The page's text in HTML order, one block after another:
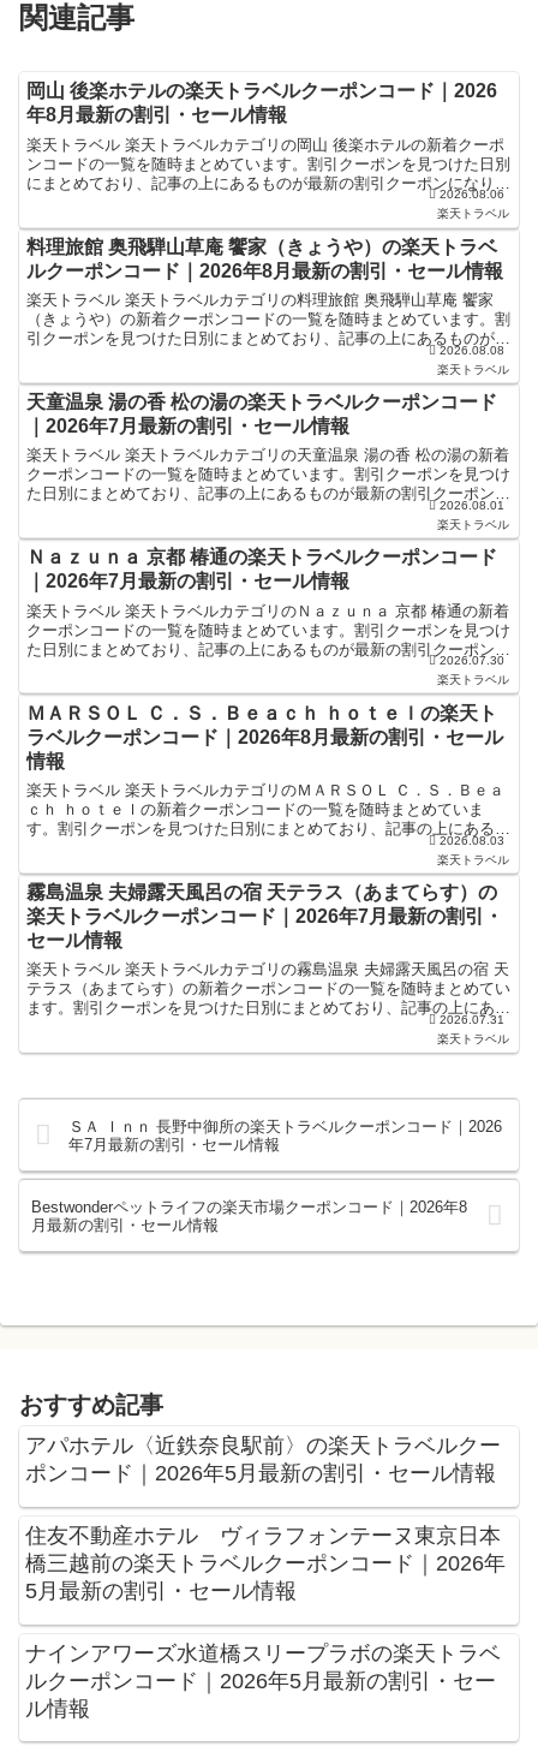
関連記事
岡山 後楽ホテルの楽天トラベルクーポンコード｜2026
年8月最新の割引・セール情報
楽天トラベル 楽天トラベルカテゴリの岡山 後楽ホテルの新着クーポ
ンコードの一覧を随時まとめています。割引クーポンを見つけた日別
にまとめており、記事の上にあるものが最新の割引クーポンになりま
す。ホテル・旅館宿泊の予約などで使えるクーポンやセー...2026.08.06
楽天トラベル
料理旅館 奥飛騨山草庵 饗家（きょうや）の楽天トラベ
ルクーポンコード｜2026年8月最新の割引・セール情報
楽天トラベル 楽天トラベルカテゴリの料理旅館 奥飛騨山草庵 饗家
（きょうや）の新着クーポンコードの一覧を随時まとめています。割
引クーポンを見つけた日別にまとめており、記事の上にあるものが最
新の割引クーポンになります。ホテル・旅館宿泊の予約な...2026.08.08
楽天トラベル
天童温泉 湯の香 松の湯の楽天トラベルクーポンコード
｜2026年7月最新の割引・セール情報
楽天トラベル 楽天トラベルカテゴリの天童温泉 湯の香 松の湯の新着
クーポンコードの一覧を随時まとめています。割引クーポンを見つけ
た日別にまとめており、記事の上にあるものが最新の割引クーポンに
なります。ホテル・旅館宿泊の予約などで使えるクーポ...
2026.08.01
楽天トラベル
Ｎａｚｕｎａ 京都 椿通の楽天トラベルクーポンコード
｜2026年7月最新の割引・セール情報
楽天トラベル 楽天トラベルカテゴリのＮａｚｕｎａ 京都 椿通の新着
クーポンコードの一覧を随時まとめています。割引クーポンを見つけ
た日別にまとめており、記事の上にあるものが最新の割引クーポンに
なります。ホテル・旅館宿泊の予約などで使えるクーポ...
2026.07.30
楽天トラベル
ＭＡＲＳＯＬ Ｃ．Ｓ．Ｂｅａｃｈ ｈｏｔｅｌの楽天ト
ラベルクーポンコード｜2026年8月最新の割引・セール
情報
楽天トラベル 楽天トラベルカテゴリのＭＡＲＳＯＬ Ｃ．Ｓ．Ｂｅａ
ｃｈ ｈｏｔｅｌの新着クーポンコードの一覧を随時まとめていま
す。割引クーポンを見つけた日別にまとめており、記事の上にあるも
のが最新の割引クーポンになります。ホテル・旅館宿泊の予...2026.08.03
楽天トラベル
霧島温泉 夫婦露天風呂の宿 天テラス（あまてらす）の
楽天トラベルクーポンコード｜2026年7月最新の割引・
セール情報
楽天トラベル 楽天トラベルカテゴリの霧島温泉 夫婦露天風呂の宿 天
テラス（あまてらす）の新着クーポンコードの一覧を随時まとめてい
ます。割引クーポンを見つけた日別にまとめており、記事の上にある
ものが最新の割引クーポンになります。ホテル・旅館宿...
2026.07.31
楽天トラベル
ＳＡ Ｉｎｎ 長野中御所の楽天トラベルクーポンコード｜2026
年7月最新の割引・セール情報
Bestwonderペットライフの楽天市場クーポンコード｜2026年8
月最新の割引・セール情報
おすすめ記事
アパホテル〈近鉄奈良駅前〉の楽天トラベルクー
ポンコード｜2026年5月最新の割引・セール情報
住友不動産ホテル ヴィラフォンテーヌ東京日本
橋三越前の楽天トラベルクーポンコード｜2026年
5月最新の割引・セール情報
ナインアワーズ水道橋スリープラボの楽天トラベ
ルクーポンコード｜2026年5月最新の割引・セー
ル情報